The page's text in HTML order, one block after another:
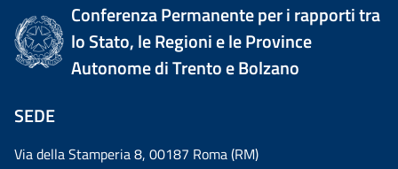
Conferenza Permanente per i rapporti tra
lo Stato, le Regioni e le Province
Autonome di Trento e Bolzano
SEDE
Via della Stamperia 8, 00187 Roma (RM)